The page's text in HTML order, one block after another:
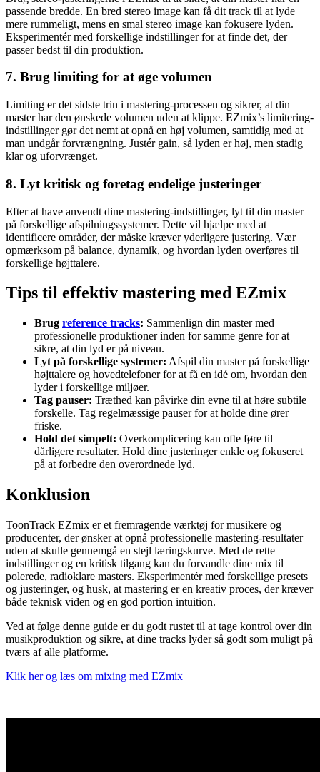
passende bredde. En bred stereo image kan få dit track til at lyde
mere rummeligt, mens en smal stereo image kan fokusere lyden.
Eksperimentér med forskellige indstillinger for at finde det, der
passer bedst til din produktion.
7. Brug limiting for at øge volumen
Limiting er det sidste trin i mastering-processen og sikrer, at din
master har den ønskede volumen uden at klippe. EZmix’s limitering-
indstillinger gør det nemt at opnå en høj volumen, samtidig med at
man undgår forvrængning. Justér gain, så lyden er høj, men stadig
klar og uforvrænget.
8. Lyt kritisk og foretag endelige justeringer
Efter at have anvendt dine mastering-indstillinger, lyt til din master
på forskellige afspilningssystemer. Dette vil hjælpe med at
identificere områder, der måske kræver yderligere justering. Vær
opmærksom på balance, dynamik, og hvordan lyden overføres til
forskellige højttalere.
Tips til effektiv mastering med EZmix
Brug reference tracks: Sammenlign din master med
professionelle produktioner inden for samme genre for at
sikre, at din lyd er på niveau.
Lyt på forskellige systemer: Afspil din master på forskellige
højttalere og hovedtelefoner for at få en idé om, hvordan den
lyder i forskellige miljøer.
Tag pauser: Træthed kan påvirke din evne til at høre subtile
forskelle. Tag regelmæssige pauser for at holde dine ører
friske.
Hold det simpelt: Overkomplicering kan ofte føre til
dårligere resultater. Hold dine justeringer enkle og fokuseret
på at forbedre den overordnede lyd.
Konklusion
ToonTrack EZmix er et fremragende værktøj for musikere og
producenter, der ønsker at opnå professionelle mastering-resultater
uden at skulle gennemgå en stejl læringskurve. Med de rette
indstillinger og en kritisk tilgang kan du forvandle dine mix til
polerede, radioklare masters. Eksperimentér med forskellige presets
og justeringer, og husk, at mastering er en kreativ proces, der kræver
både teknisk viden og en god portion intuition.
Ved at følge denne guide er du godt rustet til at tage kontrol over din
musikproduktion og sikre, at dine tracks lyder så godt som muligt på
tværs af alle platforme.
Klik her og læs om mixing med EZmix